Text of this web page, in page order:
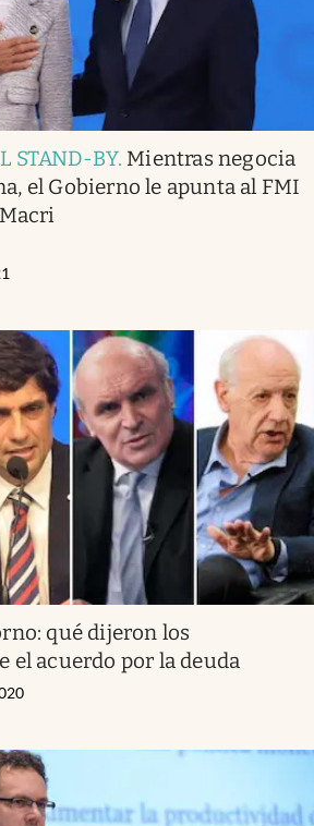
STAND-BY. Mientras negocia
el Gobierno le apunta al FMI
qué dijeron los
el acuerdo por la deuda